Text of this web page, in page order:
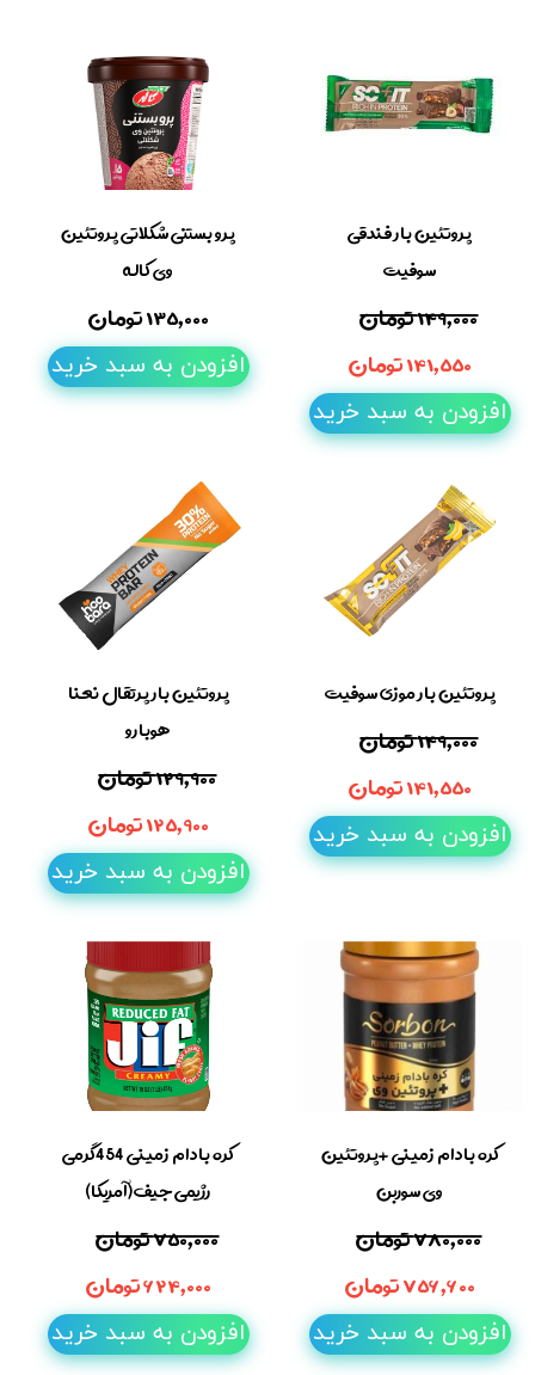
پروتئین بار فندقی
سوفیت
۱۴۹,۰۰۰ تومان
۱۴۱,۵۵۰ تومان
افزودن به سبد خرید
پرو بستنی شکلاتی پروتئین
وی کاله
۱۳۵,۰۰۰ تومان
افزودن به سبد خرید
پروتئین بار موزی سوفیت
۱۴۹,۰۰۰ تومان
۱۴۱,۵۵۰ تومان
افزودن به سبد خرید
پروتئین بار پرتقال نعنا
هوبارو
۱۲۹,۹۰۰ تومان
۱۲۵,۹۰۰ تومان
افزودن به سبد خرید
کره بادام زمینی +پروتئین
وی سوربن
۷۸۰,۰۰۰ تومان
۷۵۶,۶۰۰ تومان
افزودن به سبد خرید
کره بادام زمینی 454گرمی
رژیمی جیف(آمریکا)
۷۵۰,۰۰۰ تومان
۶۲۴,۰۰۰ تومان
افزودن به سبد خرید